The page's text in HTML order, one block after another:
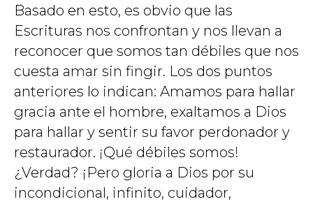
Basado en esto, es obvio que las
Escrituras nos confrontan y nos llevan a
reconocer que somos tan débiles que nos
cuesta amar sin fingir. Los dos puntos
anteriores lo indican: Amamos para hallar
gracia ante el hombre, exaltamos a Dios
para hallar y sentir su favor perdonador y
restaurador. ¡Qué débiles somos!
¿Verdad? ¡Pero gloria a Dios por su
incondicional, infinito, cuidador,